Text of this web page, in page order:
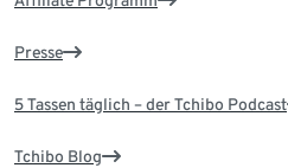
Presse
5 Tassen täglich – der Tchibo Podcast
Tchibo Blog